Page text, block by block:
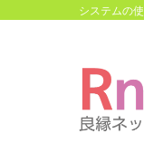
システムの